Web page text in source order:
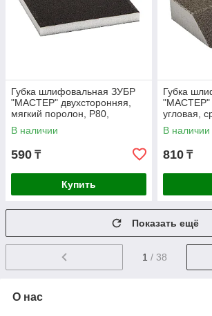
Губка шлифовальная ЗУБР
"МАСТЕР" двухсторонняя,
мягкий поролон, Р80,
123х98х12мм (35614-080)
В наличии
590 ₸
Купить
Губка
"МАСТЕР"
угловая,
Р80,
(35613-080)
В наличии
810 ₸
Показать ещё
1 / 38
О нас